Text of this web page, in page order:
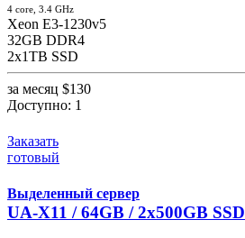
4 core, 3.4 GHz
Xeon E3-1230v5
32GB DDR4
2x1TB SSD
за месяц $130
Доступно: 1
Заказать
готовый
Выделенный сервер
UA-X11 / 64GB / 2x500GB SSD